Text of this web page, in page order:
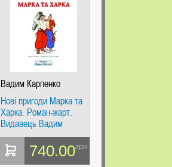
Вадим Карпенко
Нові пригоди Марка та
Харка. Роман-жарт.
Видавець Вадим
Карпенко
740.00грн